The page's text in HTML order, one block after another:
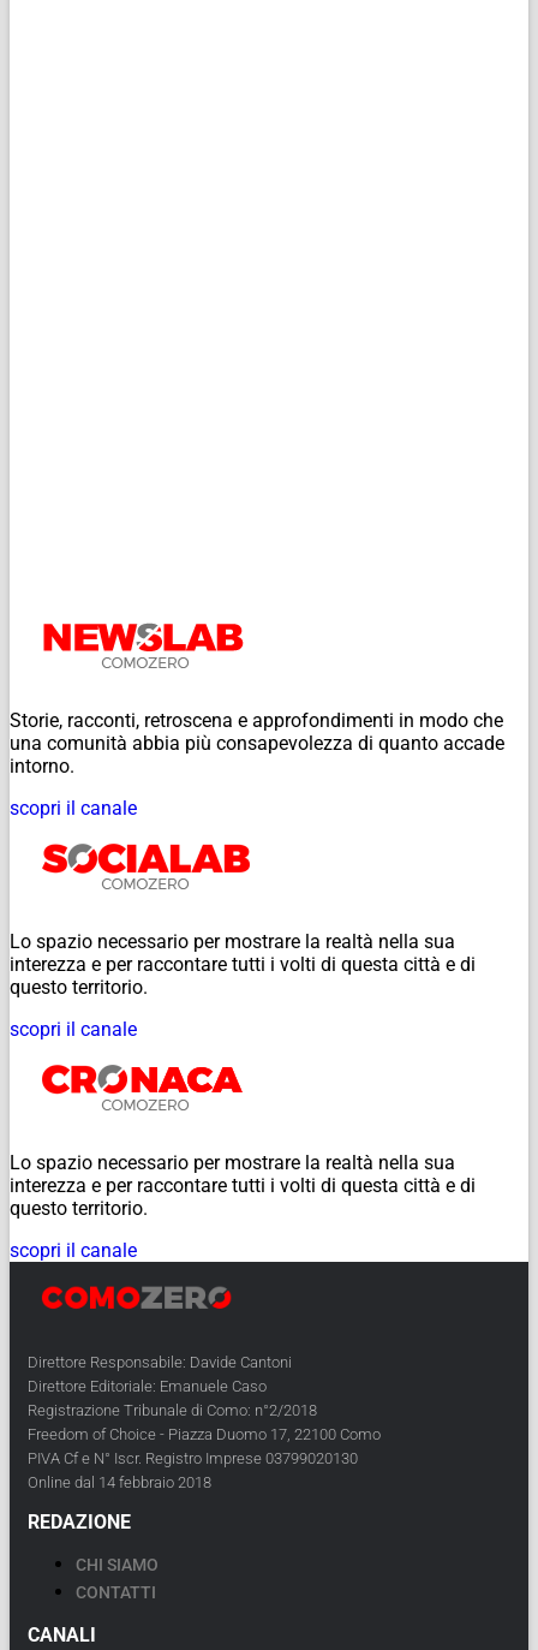
Storie, racconti, retroscena e approfondimenti in modo che
una comunità abbia più consapevolezza di quanto accade
intorno.
scopri il canale
Lo spazio necessario per mostrare la realtà nella sua
interezza e per raccontare tutti i volti di questa città e di
questo territorio.
scopri il canale
Lo spazio necessario per mostrare la realtà nella sua
interezza e per raccontare tutti i volti di questa città e di
questo territorio.
scopri il canale
Direttore Responsabile: Davide Cantoni
Direttore Editoriale: Emanuele Caso
Registrazione Tribunale di Como: n°2/2018
Freedom of Choice - Piazza Duomo 17, 22100 Como
PIVA Cf e N° Iscr. Registro Imprese 03799020130
Online dal 14 febbraio 2018
REDAZIONE
CHI SIAMO
CONTATTI
CANALI